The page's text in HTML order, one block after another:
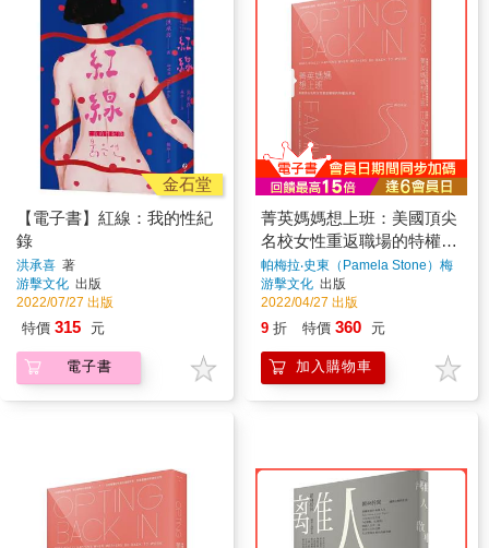
金石堂
【電子書】紅線：我的性紀
錄
洪承喜 著
游擊文化 出版
2022/07/27 出版
特價 315 元
電子書
菁英媽媽想上班：美國頂尖
名校女性重返職場的特權與
矛盾
帕梅拉‧史東（Pamela Stone）梅
格‧拉芙蕎（Meg Lovejoy）
游擊文化 出版
2022/04/27 出版
9 折 特價 360 元
加入購物車